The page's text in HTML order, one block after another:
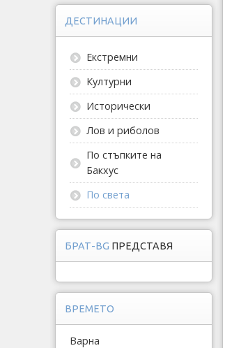
ДЕСТИНАЦИИ
Екстремни
Културни
Исторически
Лов и риболов
По стъпките на
Бакхус
По света
БРАТ-BG ПРЕДСТАВЯ
ВРЕМЕТО
Варна